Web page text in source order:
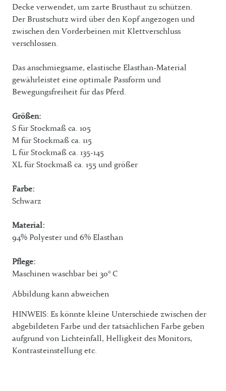
Decke verwendet, um zarte Brusthaut zu schützen.
Der Brustschutz wird über den Kopf angezogen und
zwischen den Vorderbeinen mit Klettverschluss
verschlossen.
Das anschmiegsame, elastische Elasthan-Material
gewährleistet eine optimale Passform und
Bewegungsfreiheit für das Pferd.
Größen:
S für Stockmaß ca. 105
M für Stockmaß ca. 115
L für Stockmaß ca. 135-145
XL für Stockmaß ca. 155 und größer
Farbe:
Schwarz
Material:
94% Polyester und 6% Elasthan
Pflege:
Maschinen waschbar bei 30° C
Abbildung kann abweichen
HINWEIS: Es könnte kleine Unterschiede zwischen der
abgebildeten Farbe und der tatsächlichen Farbe geben
aufgrund von Lichteinfall, Helligkeit des Monitors,
Kontrasteinstellung etc.